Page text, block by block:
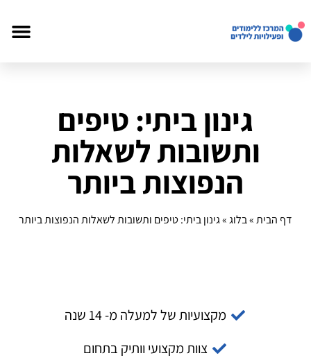
גינון ביתי: טיפים
ותשובות לשאלות
הנפוצות ביותר
דף הבית»בלוג»גינון ביתי: טיפים ותשובות לשאלות הנפוצות ביותר
מקצועיות של למעלה מ- 14 שנה
צוות מקצועי וותיק בתחום